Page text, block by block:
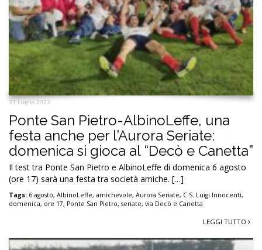
31 Luglio 2023
Ponte San Pietro-AlbinoLeffe, una
festa anche per l’Aurora Seriate:
domenica si gioca al “Decò e Canetta”
Il test tra Ponte San Pietro e AlbinoLeffe di domenica 6 agosto
(ore 17) sarà una festa tra società amiche. […]
Tags: 6 agosto, AlbinoLeffe, amichevole, Aurora Seriate, C.S. Luigi Innocenti,
domenica, ore 17, Ponte San Pietro, seriate, via Decò e Canetta
LEGGI TUTTO